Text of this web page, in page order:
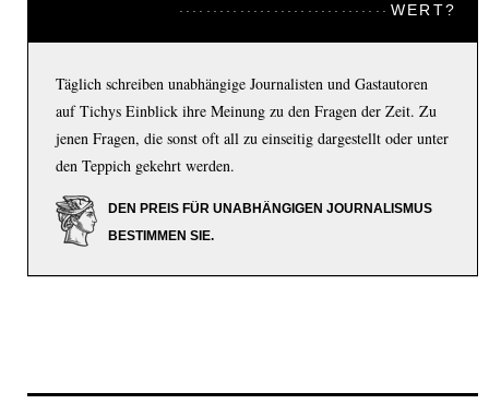
WERT?
Täglich schreiben unabhängige Journalisten und Gastautoren
auf Tichys Einblick ihre Meinung zu den Fragen der Zeit. Zu
jenen Fragen, die sonst oft all zu einseitig dargestellt oder unter
den Teppich gekehrt werden.
DEN PREIS FÜR UNABHÄNGIGEN JOURNALISMUS
BESTIMMEN SIE.